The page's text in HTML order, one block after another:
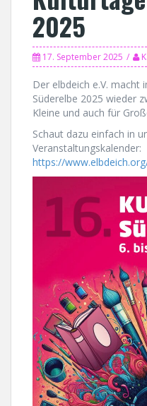
2025
17. September 2025
Der elbdeich e.V. macht
Süderelbe 2025 wieder
Kleine und auch für
Schaut dazu einfach in
Veranstaltungskalender:
https://